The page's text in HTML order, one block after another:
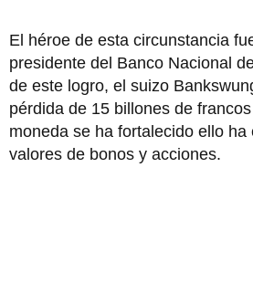
El héroe de esta circunstancia
presidente del Banco Nacional
de este logro, el suizo
pérdida de 15 billones de
moneda se ha fortalecido ello ha
valores de bonos y acciones.